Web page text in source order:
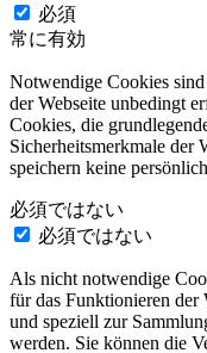
必須
常に有効
Notwendige Cookies
der Webseite unbedingt
Cookies, die
Sicherheitsmerkmale der
speichern keine
必須ではない
必須ではない
Als nicht notwendige
für das Funktionieren der
und speziell zur
werden. Sie können die